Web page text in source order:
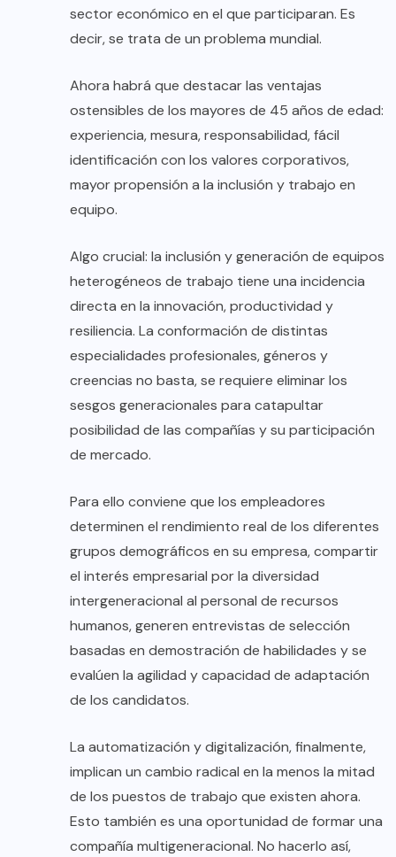
sector económico en el que participaran. Es
decir, se trata de un problema mundial.
Ahora habrá que destacar las ventajas
ostensibles de los mayores de 45 años de edad:
experiencia, mesura, responsabilidad, fácil
identificación con los valores corporativos,
mayor propensión a la inclusión y trabajo en
equipo.
Algo crucial: la inclusión y generación de equipos
heterogéneos de trabajo tiene una incidencia
directa en la innovación, productividad y
resiliencia. La conformación de distintas
especialidades profesionales, géneros y
creencias no basta, se requiere eliminar los
sesgos generacionales para catapultar
posibilidad de las compañías y su participación
de mercado.
Para ello conviene que los empleadores
determinen el rendimiento real de los diferentes
grupos demográficos en su empresa, compartir
el interés empresarial por la diversidad
intergeneracional al personal de recursos
humanos, generen entrevistas de selección
basadas en demostración de habilidades y se
evalúen la agilidad y capacidad de adaptación
de los candidatos.
La automatización y digitalización, finalmente,
implican un cambio radical en la menos la mitad
de los puestos de trabajo que existen ahora.
Esto también es una oportunidad de formar una
compañía multigeneracional. No hacerlo así,